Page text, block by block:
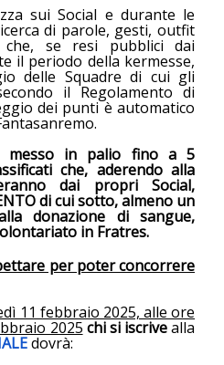
sui Social e durante le
di parole, gesti, outfit
che, se resi pubblici dai
il periodo della kermesse,
delle Squadre di cui gli
il Regolamento di
dei punti è automatico
messo in palio fino a 5
che, aderendo alla
dai propri Social,
di cui sotto, almeno un
donazione di sangue,
in Fratres.
per poter concorrere
11 febbraio 2025, alle ore
2025 chi si iscrivealla
dovrà: